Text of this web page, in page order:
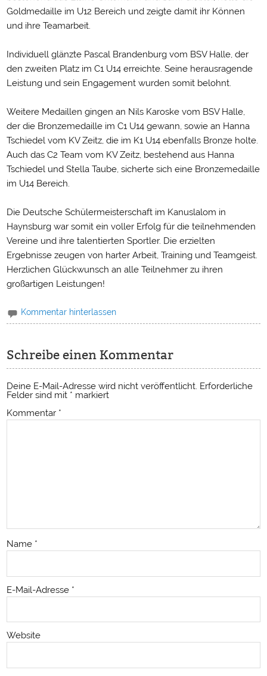
Goldmedaille im U12 Bereich und zeigte damit ihr Können
und ihre Teamarbeit.
Individuell glänzte Pascal Brandenburg vom BSV Halle, der
den zweiten Platz im C1 U14 erreichte. Seine herausragende
Leistung und sein Engagement wurden somit belohnt.
Weitere Medaillen gingen an Nils Karoske vom BSV Halle,
der die Bronzemedaille im C1 U14 gewann, sowie an Hanna
Tschiedel vom KV Zeitz, die im K1 U14 ebenfalls Bronze holte.
Auch das C2 Team vom KV Zeitz, bestehend aus Hanna
Tschiedel und Stella Taube, sicherte sich eine Bronzemedaille
im U14 Bereich.
Die Deutsche Schülermeisterschaft im Kanuslalom in
Haynsburg war somit ein voller Erfolg für die teilnehmenden
Vereine und ihre talentierten Sportler. Die erzielten
Ergebnisse zeugen von harter Arbeit, Training und Teamgeist.
Herzlichen Glückwunsch an alle Teilnehmer zu ihren
großartigen Leistungen!
Kommentar hinterlassen
Schreibe einen Kommentar
Deine E-Mail-Adresse wird nicht veröffentlicht. Erforderliche
Felder sind mit * markiert
Kommentar *
Name *
E-Mail-Adresse *
Website